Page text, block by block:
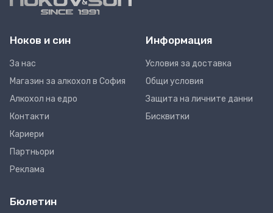
Ноков и син
За нас
Магазин за алкохол в София
Алкохол на едро
Контакти
Кариери
Партньори
Реклама
Информация
Условия за доставка
Общи условия
Защита на личните данни
Бисквитки
Бюлетин